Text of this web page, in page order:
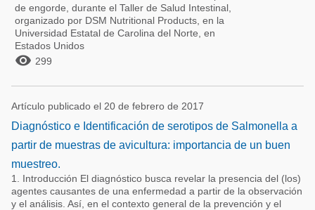
de engorde, durante el Taller de Salud Intestinal,
organizado por DSM Nutritional Products, en la
Universidad Estatal de Carolina del Norte, en
Estados Unidos
 299
Artículo publicado el 20 de febrero de 2017
Diagnóstico e Identificación de serotipos de Salmonella a
partir de muestras de avicultura: importancia de un buen
muestreo.
1. Introducción El diagnóstico busca revelar la presencia del (los)
agentes causantes de una enfermedad a partir de la observación
y el análisis. Así, en el contexto general de la prevención y el